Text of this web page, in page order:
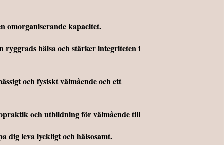
omorganiserande kapacitet.
ryggrads hälsa och stärker integriteten i
och fysiskt välmående och ett
och utbildning för välmående till
dig leva lyckligt och hälsosamt.